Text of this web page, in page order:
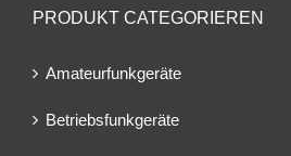
PRODUKT CATEGORIEREN
Amateurfunkgeräte
Betriebsfunkgeräte